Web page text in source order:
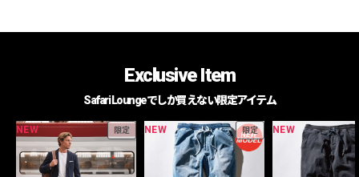
Exclusive Item
Safari Loungeでしか買えない限定アイテム
NEW 限定 NEW 限定 NEW